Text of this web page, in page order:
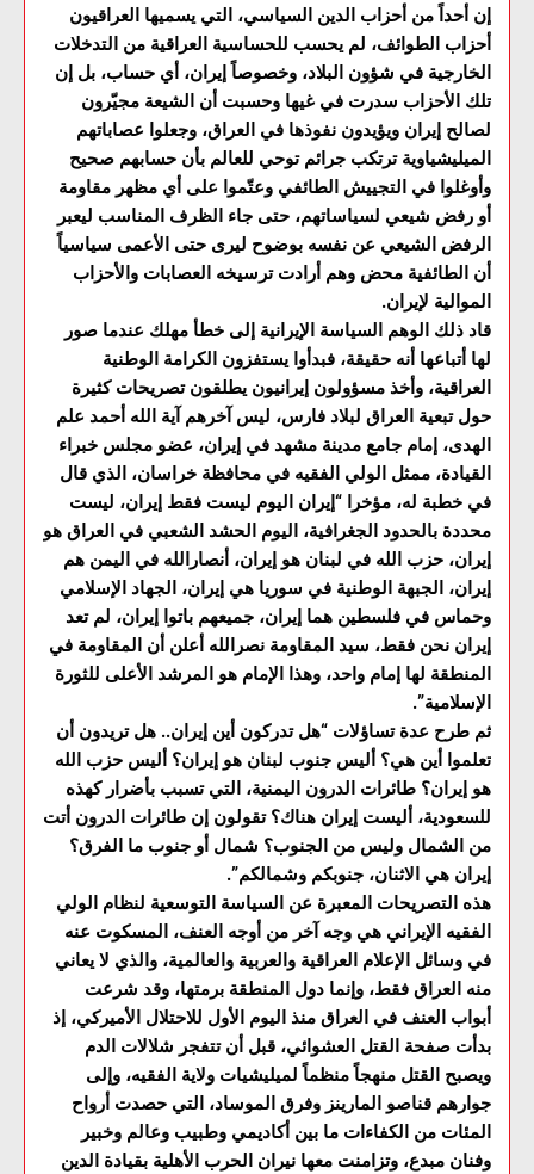
إن أحداً من أحزاب الدين السياسي، التي يسميها العراقيون
أحزاب الطوائف، لم يحسب للحساسية العراقية من التدخلات
الخارجية في شؤون البلاد، وخصوصاً إيران، أي حساب، بل إن
تلك الأحزاب سدرت في غيها وحسبت أن الشيعة مجيّرون
لصالح إيران ويؤيدون نفوذها في العراق، وجعلوا عصاباتهم
الميليشياوية ترتكب جرائم توحي للعالم بأن حسابهم صحيح
وأوغلوا في التجييش الطائفي وعتّموا على أي مظهر مقاومة
أو رفض شيعي لسياساتهم، حتى جاء الظرف المناسب ليعبر
الرفض الشيعي عن نفسه بوضوح ليرى حتى الأعمى سياسياً
أن الطائفية محض وهم أرادت ترسيخه العصابات والأحزاب
الموالية لإيران.
قاد ذلك الوهم السياسة الإيرانية إلى خطأ مهلك عندما صور
لها أتباعها أنه حقيقة، فبدأوا يستفزون الكرامة الوطنية
العراقية، وأخذ مسؤولون إيرانيون يطلقون تصريحات كثيرة
حول تبعية العراق لبلاد فارس، ليس آخرهم آية الله أحمد علم
الهدى، إمام جامع مدينة مشهد في إيران، عضو مجلس خبراء
القيادة، ممثل الولي الفقيه في محافظة خراسان، الذي قال
في خطبة له، مؤخرا “إيران اليوم ليست فقط إيران، ليست
محددة بالحدود الجغرافية، اليوم الحشد الشعبي في العراق هو
إيران، حزب الله في لبنان هو إيران، أنصارالله في اليمن هم
إيران، الجبهة الوطنية في سوريا هي إيران، الجهاد الإسلامي
وحماس في فلسطين هما إيران، جميعهم باتوا إيران، لم تعد
إيران نحن فقط، سيد المقاومة نصرالله أعلن أن المقاومة في
المنطقة لها إمام واحد، وهذا الإمام هو المرشد الأعلى للثورة
الإسلامية”.
ثم طرح عدة تساؤلات “هل تدركون أين إيران.. هل تريدون أن
تعلموا أين هي؟ أليس جنوب لبنان هو إيران؟ أليس حزب الله
هو إيران؟ طائرات الدرون اليمنية، التي تسبب بأضرار كهذه
للسعودية، أليست إيران هناك؟ تقولون إن طائرات الدرون أتت
من الشمال وليس من الجنوب؟ شمال أو جنوب ما الفرق؟
إيران هي الاثنان، جنوبكم وشمالكم”.
هذه التصريحات المعبرة عن السياسة التوسعية لنظام الولي
الفقيه الإيراني هي وجه آخر من أوجه العنف، المسكوت عنه
في وسائل الإعلام العراقية والعربية والعالمية، والذي لا يعاني
منه العراق فقط، وإنما دول المنطقة برمتها، وقد شرعت
أبواب العنف في العراق منذ اليوم الأول للاحتلال الأميركي، إذ
بدأت صفحة القتل العشوائي، قبل أن تتفجر شلالات الدم
ويصبح القتل منهجاً منظماً لميليشيات ولاية الفقيه، وإلى
جوارهم قناصو المارينز وفرق الموساد، التي حصدت أرواح
المئات من الكفاءات ما بين أكاديمي وطبيب وعالم وخبير
وفنان مبدع، وتزامنت معها نيران الحرب الأهلية بقيادة الدين